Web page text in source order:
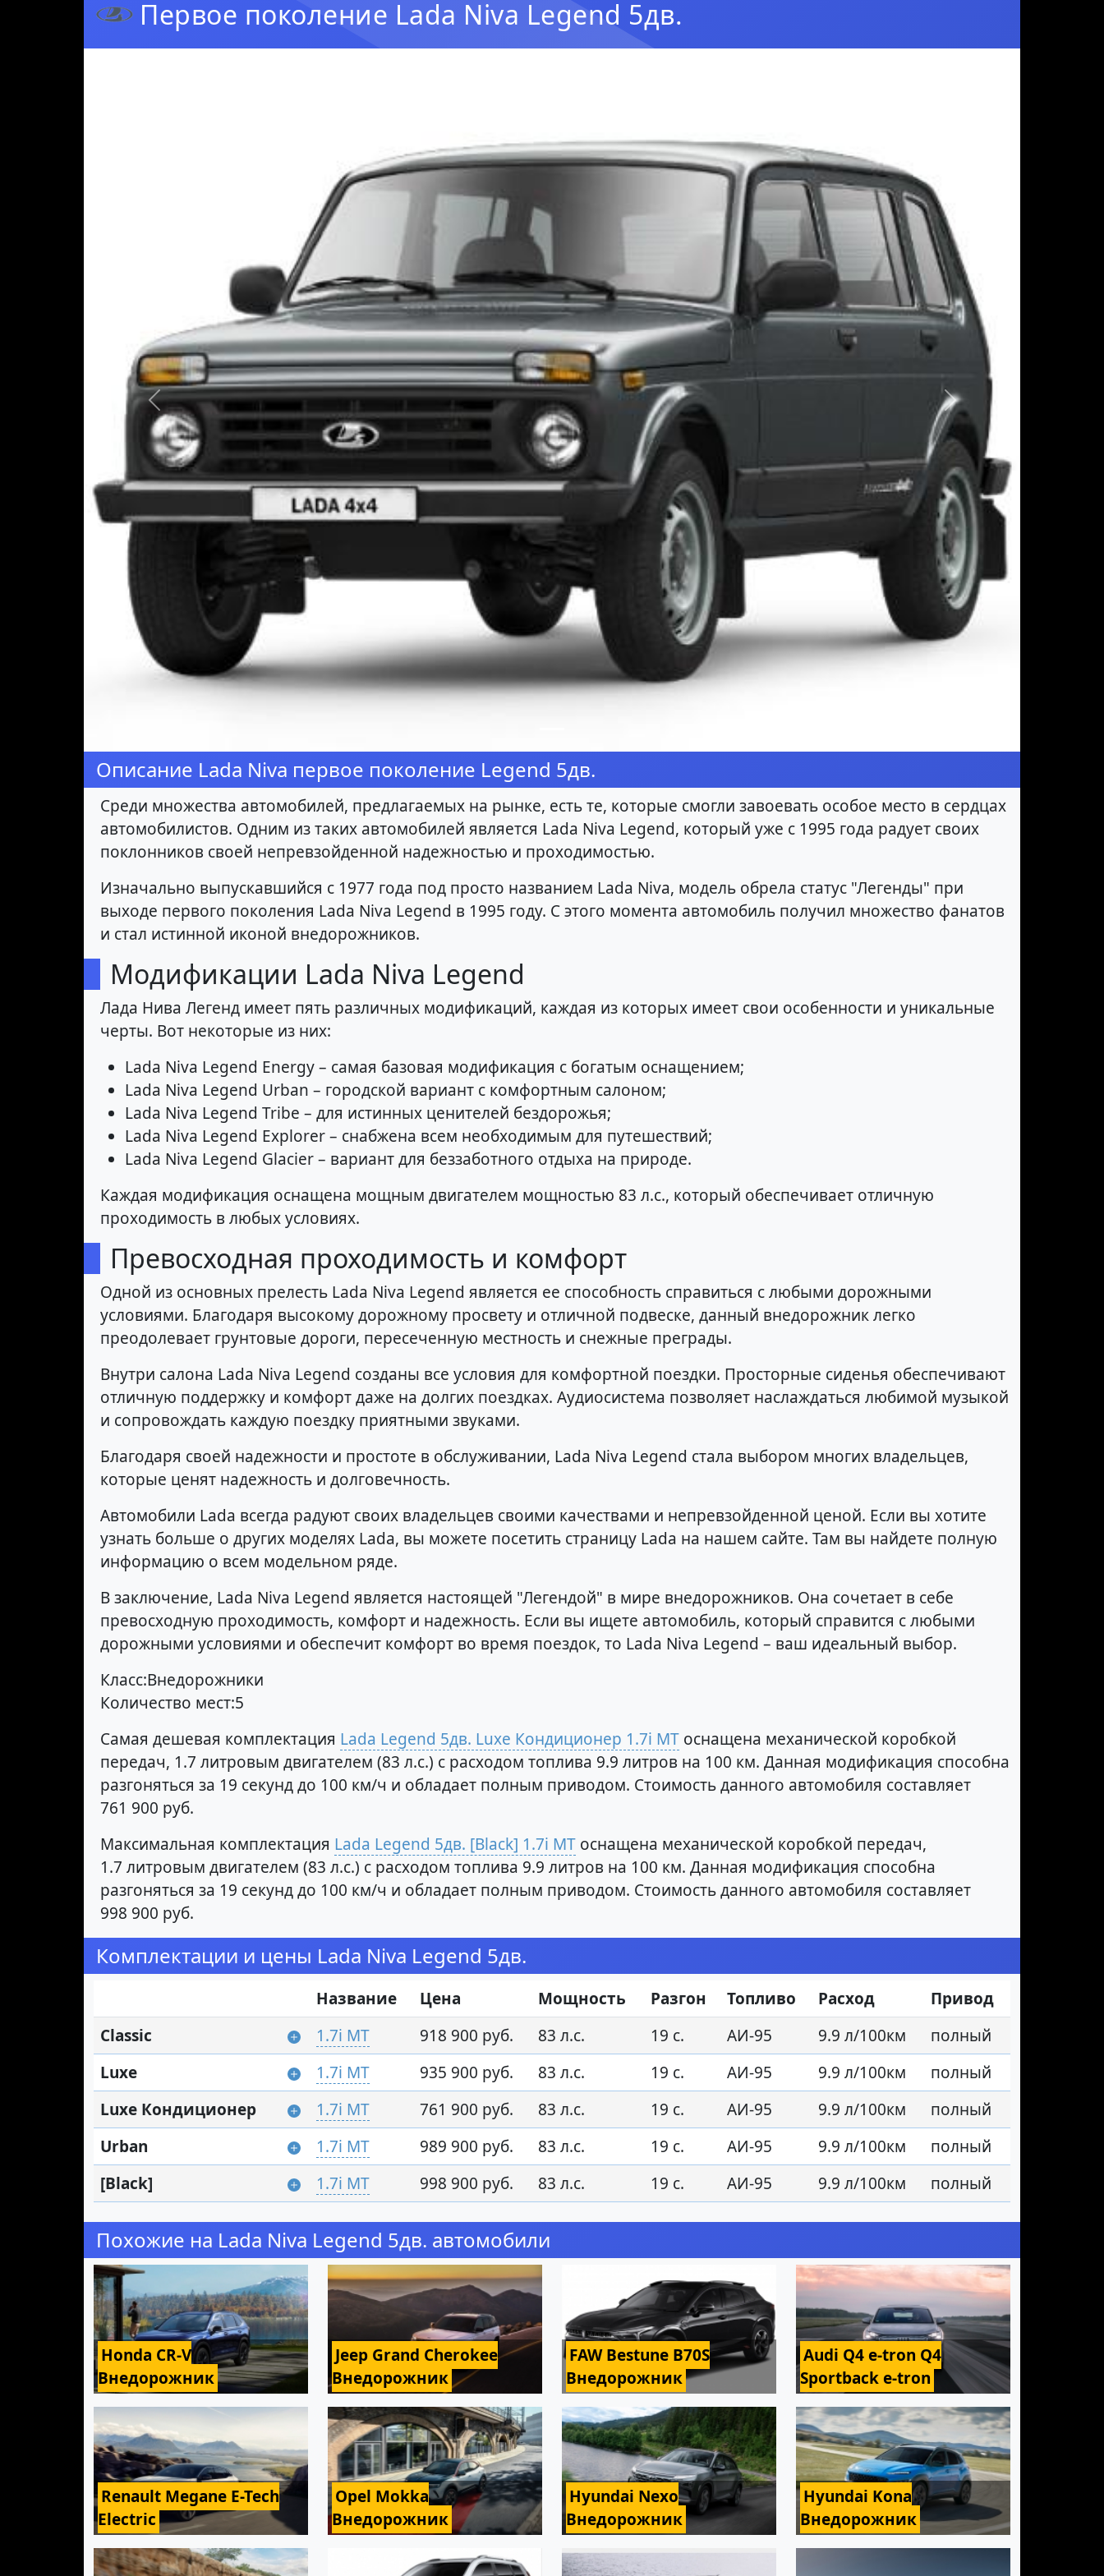
Первое поколение Lada Niva Legend 5дв.
Предыдущая Следующая
Описание Lada Niva первое поколение Legend 5дв.
Среди множества автомобилей, предлагаемых на рынке, есть те, которые смогли завоевать особое место в сердцах
автомобилистов. Одним из таких автомобилей является Lada Niva Legend, который уже с 1995 года радует своих
поклонников своей непревзойденной надежностью и проходимостью.
Изначально выпускавшийся с 1977 года под просто названием Lada Niva, модель обрела статус "Легенды" при
выходе первого поколения Lada Niva Legend в 1995 году. С этого момента автомобиль получил множество фанатов
и стал истинной иконой внедорожников.
Модификации Lada Niva Legend
Лада Нива Легенд имеет пять различных модификаций, каждая из которых имеет свои особенности и уникальные
черты. Вот некоторые из них:
Lada Niva Legend Energy – самая базовая модификация с богатым оснащением;
Lada Niva Legend Urban – городской вариант с комфортным салоном;
Lada Niva Legend Tribe – для истинных ценителей бездорожья;
Lada Niva Legend Explorer – снабжена всем необходимым для путешествий;
Lada Niva Legend Glacier – вариант для беззаботного отдыха на природе.
Каждая модификация оснащена мощным двигателем мощностью 83 л.с., который обеспечивает отличную
проходимость в любых условиях.
Превосходная проходимость и комфорт
Одной из основных прелесть Lada Niva Legend является ее способность справиться с любыми дорожными
условиями. Благодаря высокому дорожному просвету и отличной подвеске, данный внедорожник легко
преодолевает грунтовые дороги, пересеченную местность и снежные преграды.
Внутри салона Lada Niva Legend созданы все условия для комфортной поездки. Просторные сиденья обеспечивают
отличную поддержку и комфорт даже на долгих поездках. Аудиосистема позволяет наслаждаться любимой музыкой
и сопровождать каждую поездку приятными звуками.
Благодаря своей надежности и простоте в обслуживании, Lada Niva Legend стала выбором многих владельцев,
которые ценят надежность и долговечность.
Автомобили Lada всегда радуют своих владельцев своими качествами и непревзойденной ценой. Если вы хотите
узнать больше о других моделях Lada, вы можете посетить страницу Lada на нашем сайте. Там вы найдете полную
информацию о всем модельном ряде.
В заключение, Lada Niva Legend является настоящей "Легендой" в мире внедорожников. Она сочетает в себе
превосходную проходимость, комфорт и надежность. Если вы ищете автомобиль, который справится с любыми
дорожными условиями и обеспечит комфорт во время поездок, то Lada Niva Legend – ваш идеальный выбор.
Класс:Внедорожники
Количество мест:5
Самая дешевая комплектация Lada Legend 5дв. Luxe Кондиционер 1.7i MT оснащена механической коробкой
передач, 1.7 литровым двигателем (83 л.с.) с расходом топлива 9.9 литров на 100 км. Данная модификация способна
разгоняться за 19 секунд до 100 км/ч и обладает полным приводом. Стоимость данного автомобиля составляет
761 900 руб.
Максимальная комплектация Lada Legend 5дв. [Black] 1.7i MT оснащена механической коробкой передач,
1.7 литровым двигателем (83 л.с.) с расходом топлива 9.9 литров на 100 км. Данная модификация способна
разгоняться за 19 секунд до 100 км/ч и обладает полным приводом. Стоимость данного автомобиля составляет
998 900 руб.
Комплектации и цены Lada Niva Legend 5дв.
Название Цена Мощность Разгон Топливо Расход
Привод
Classic
1.7i MT 918 900 руб. 83 л.с. 19 с. АИ-95 9.9 л/100км
полный
Luxe
1.7i MT 935 900 руб. 83 л.с. 19 с. АИ-95 9.9 л/100км
полный
Luxe Кондиционер
1.7i MT 761 900 руб. 83 л.с. 19 с. АИ-95 9.9 л/100км
полный
Urban
1.7i MT 989 900 руб. 83 л.с. 19 с. АИ-95 9.9 л/100км
полный
[Black]
1.7i MT 998 900 руб. 83 л.с. 19 с. АИ-95 9.9 л/100км полный
Похожие на Lada Niva Legend 5дв. автомобили
Honda CR-V
Внедорожник
Jeep Grand Cherokee
Внедорожник
FAW Bestune B70S
Внедорожник
Audi Q4 e-tron Q4
Sportback e-tron
Renault Megane E-Tech
Electric
Opel Mokka
Внедорожник
Hyundai Nexo
Внедорожник
Hyundai Kona
Внедорожник